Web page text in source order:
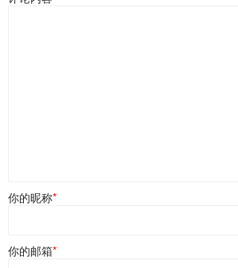
你的昵称*
你的邮箱*